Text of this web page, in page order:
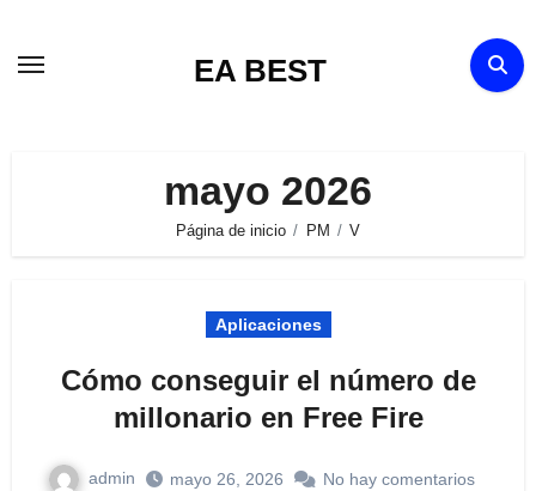
EA BEST
mayo 2026
Página de inicio PM V
Aplicaciones
Cómo conseguir el número de
millonario en Free Fire
admin mayo 26, 2026 No hay comentarios